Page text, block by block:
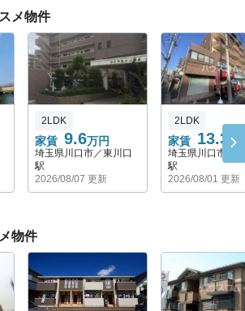
メ物件
家賃 9.6万円
2LDK
埼玉県川口市／東川口
駅
2026/08/07 更新
家賃 13.3 万
2LDK
埼玉県川口市／
駅
2026/08/01 更新
物件